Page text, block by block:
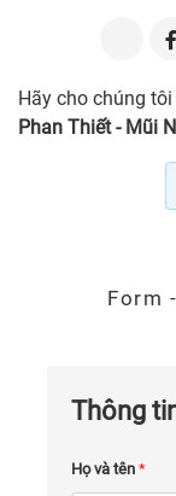
Hãy cho chúng
Phan Thiết - Mũi
Form
Thông
Họ và tên *